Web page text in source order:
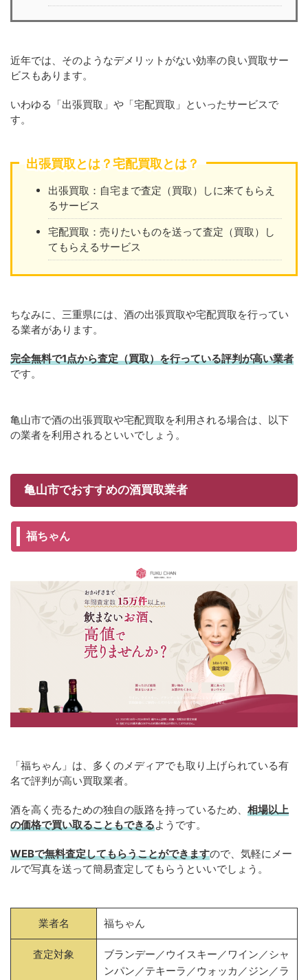
近年では、そのようなデメリットがない効率の良い買取サー
ビスもあります。
いわゆる「出張買取」や「宅配買取」といったサービスで
す。
出張買取とは？宅配買取とは？
出張買取：自宅まで査定（買取）しに来てもらえ
るサービス
宅配買取：売りたいものを送って査定（買取）し
てもらえるサービス
ちなみに、三重県には、酒の出張買取や宅配買取を行ってい
る業者があります。
完全無料で1点から査定（買取）を行っている評判が高い業者
です。
亀山市で酒の出張買取や宅配買取を利用される場合は、以下
の業者を利用されるといいでしょう。
亀山市でおすすめの酒買取業者
福ちゃん
「福ちゃん」は、多くのメディアでも取り上げられている有
名で評判が高い買取業者。
酒を高く売るための独自の販路を持っているため、 相場以上
の価格で買い取ることもできるようです。
WEBで無料査定してもらうことができますので、気軽にメー
ルで写真を送って簡易査定してもらうといいでしょう。
業者名 福ちゃん
査定対象
ブランデー／ウイスキー／ワイン／シャ
ンパン／テキーラ／ウォッカ／ジン／ラ